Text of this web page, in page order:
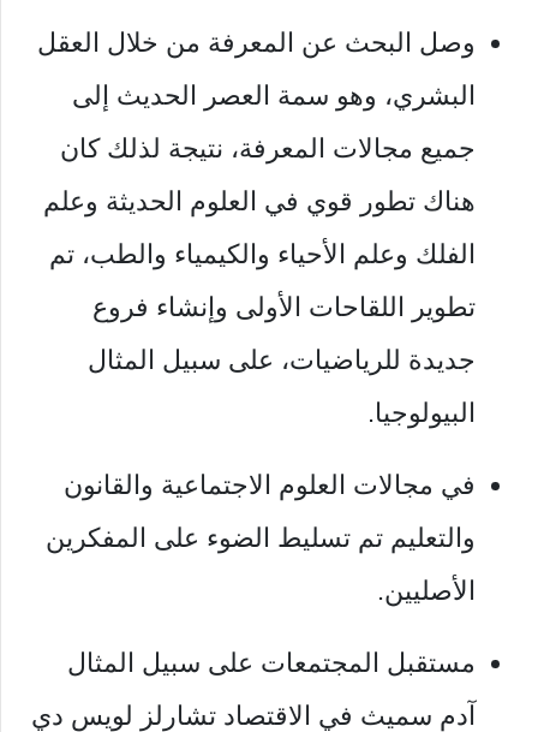
وصل البحث عن المعرفة من خلال العقل
البشري، وهو سمة العصر الحديث إلى
جميع مجالات المعرفة، نتيجة لذلك كان
هناك تطور قوي في العلوم الحديثة وعلم
الفلك وعلم الأحياء والكيمياء والطب، تم
تطوير اللقاحات الأولى وإنشاء فروع
جديدة للرياضيات، على سبيل المثال
البيولوجيا.
في مجالات العلوم الاجتماعية والقانون
والتعليم تم تسليط الضوء على المفكرين
الأصليين.
مستقبل المجتمعات على سبيل المثال
آدم سميث في الاقتصاد تشارلز لويس دي